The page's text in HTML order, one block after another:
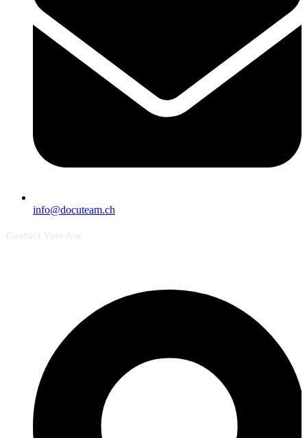
info@docuteam.ch